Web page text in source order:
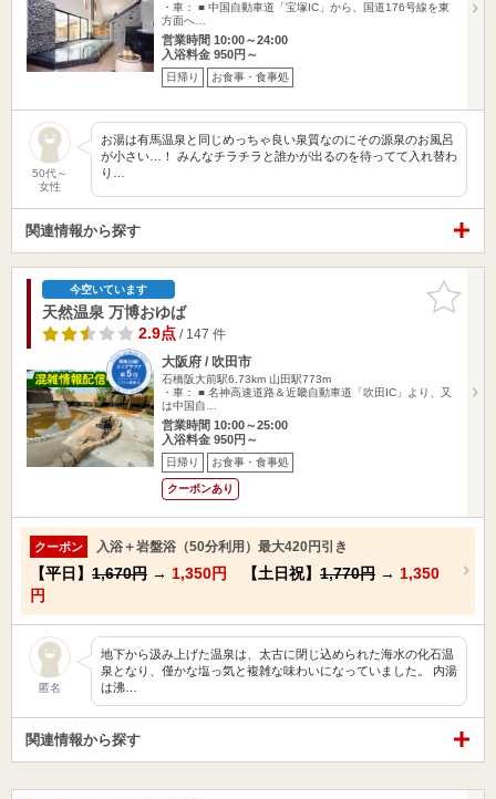
・車： ■ 中国自動車道「宝塚IC」から、国道176号線を東
方面へ…
営業時間 10:00～24:00
入浴料金 950円～
日帰り お食事・食事処
50代～
女性
お湯は有馬温泉と同じめっちゃ良い泉質なのにその源泉のお風呂
が小さい…！ みんなチラチラと誰かが出るのを待ってて入れ替わ
り…
関連情報から探す
お気に入
りに追加
今空いています
天然温泉 万博おゆば
2.9点/ 147 件
大阪府 / 吹田市
石橋阪大前駅6.73km 山田駅773m
・車： ■ 名神高速道路＆近畿自動車道「吹田IC」より、又
は中国自…
営業時間 10:00～25:00
入浴料金 950円～
日帰り お食事・食事処
クーポンあり
クーポン 入浴＋岩盤浴（50分利用）最大420円引き
【平日】 1,670円 → 1,350円 【土日祝】 1,770円 → 1,350
円
匿名
地下から汲み上げた温泉は、太古に閉じ込められた海水の化石温
泉となり、僅かな塩っ気と複雑な味わいになっていました。 内湯
は沸…
関連情報から探す